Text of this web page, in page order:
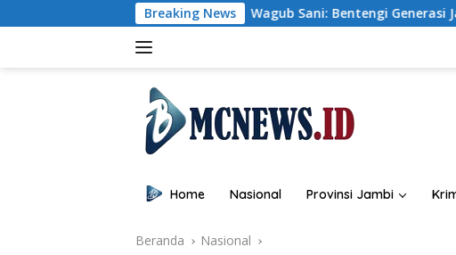
ke
Breaking News
Wagub Sani: Bentengi Generasi Jambi dari IRET,
Home Nasional Provinsi Jambi
Beranda Nasional